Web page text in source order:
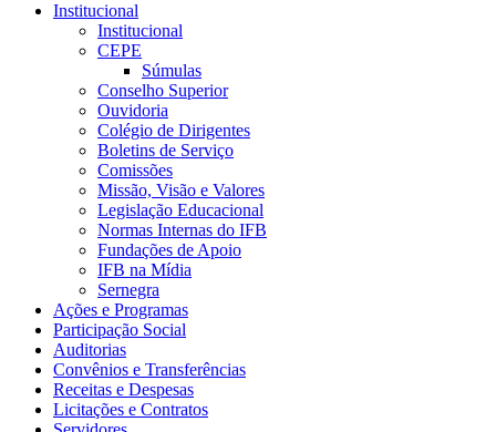
Institucional
Institucional
CEPE
Súmulas
Conselho Superior
Ouvidoria
Colégio de Dirigentes
Boletins de Serviço
Comissões
Missão, Visão e Valores
Legislação Educacional
Normas Internas do IFB
Fundações de Apoio
IFB na Mídia
Sernegra
Ações e Programas
Participação Social
Auditorias
Convênios e Transferências
Receitas e Despesas
Licitações e Contratos